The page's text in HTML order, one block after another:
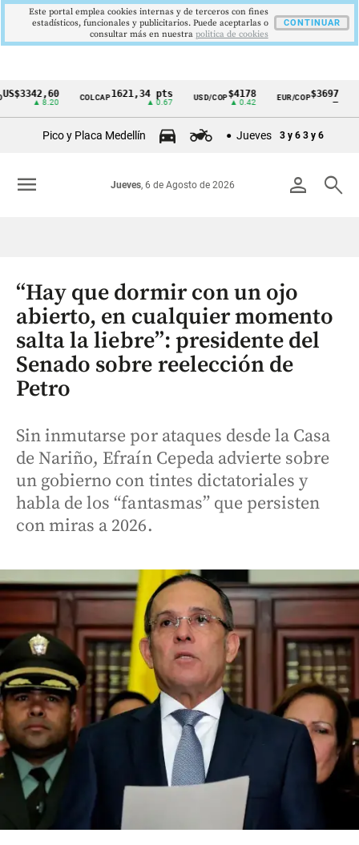
Cintillo
Colombia
COLCAP1621,34 pts USD/COP$4178
▲ 0.42
EUR/COP$3697
—
Pico y Placa Medellín Jueves 3 y 6 3 y 6
person search
Jueves, 6 de Agosto de 2026
menu
“Hay que dormir con un ojo
abierto, en cualquier momento
salta la liebre”: presidente del
Senado sobre reelección de
Petro
Sin inmutarse por ataques desde la Casa
de Nariño, Efraín Cepeda advierte sobre
un gobierno con tintes dictatoriales y
habla de los “fantasmas” que persisten
con miras a 2026.
Este portal emplea cookies internas y de terceros con fines
estadísticos, funcionales y publicitarios. Puede aceptarlas o
consultar más en nuestra politica de cookies
CONTINUAR